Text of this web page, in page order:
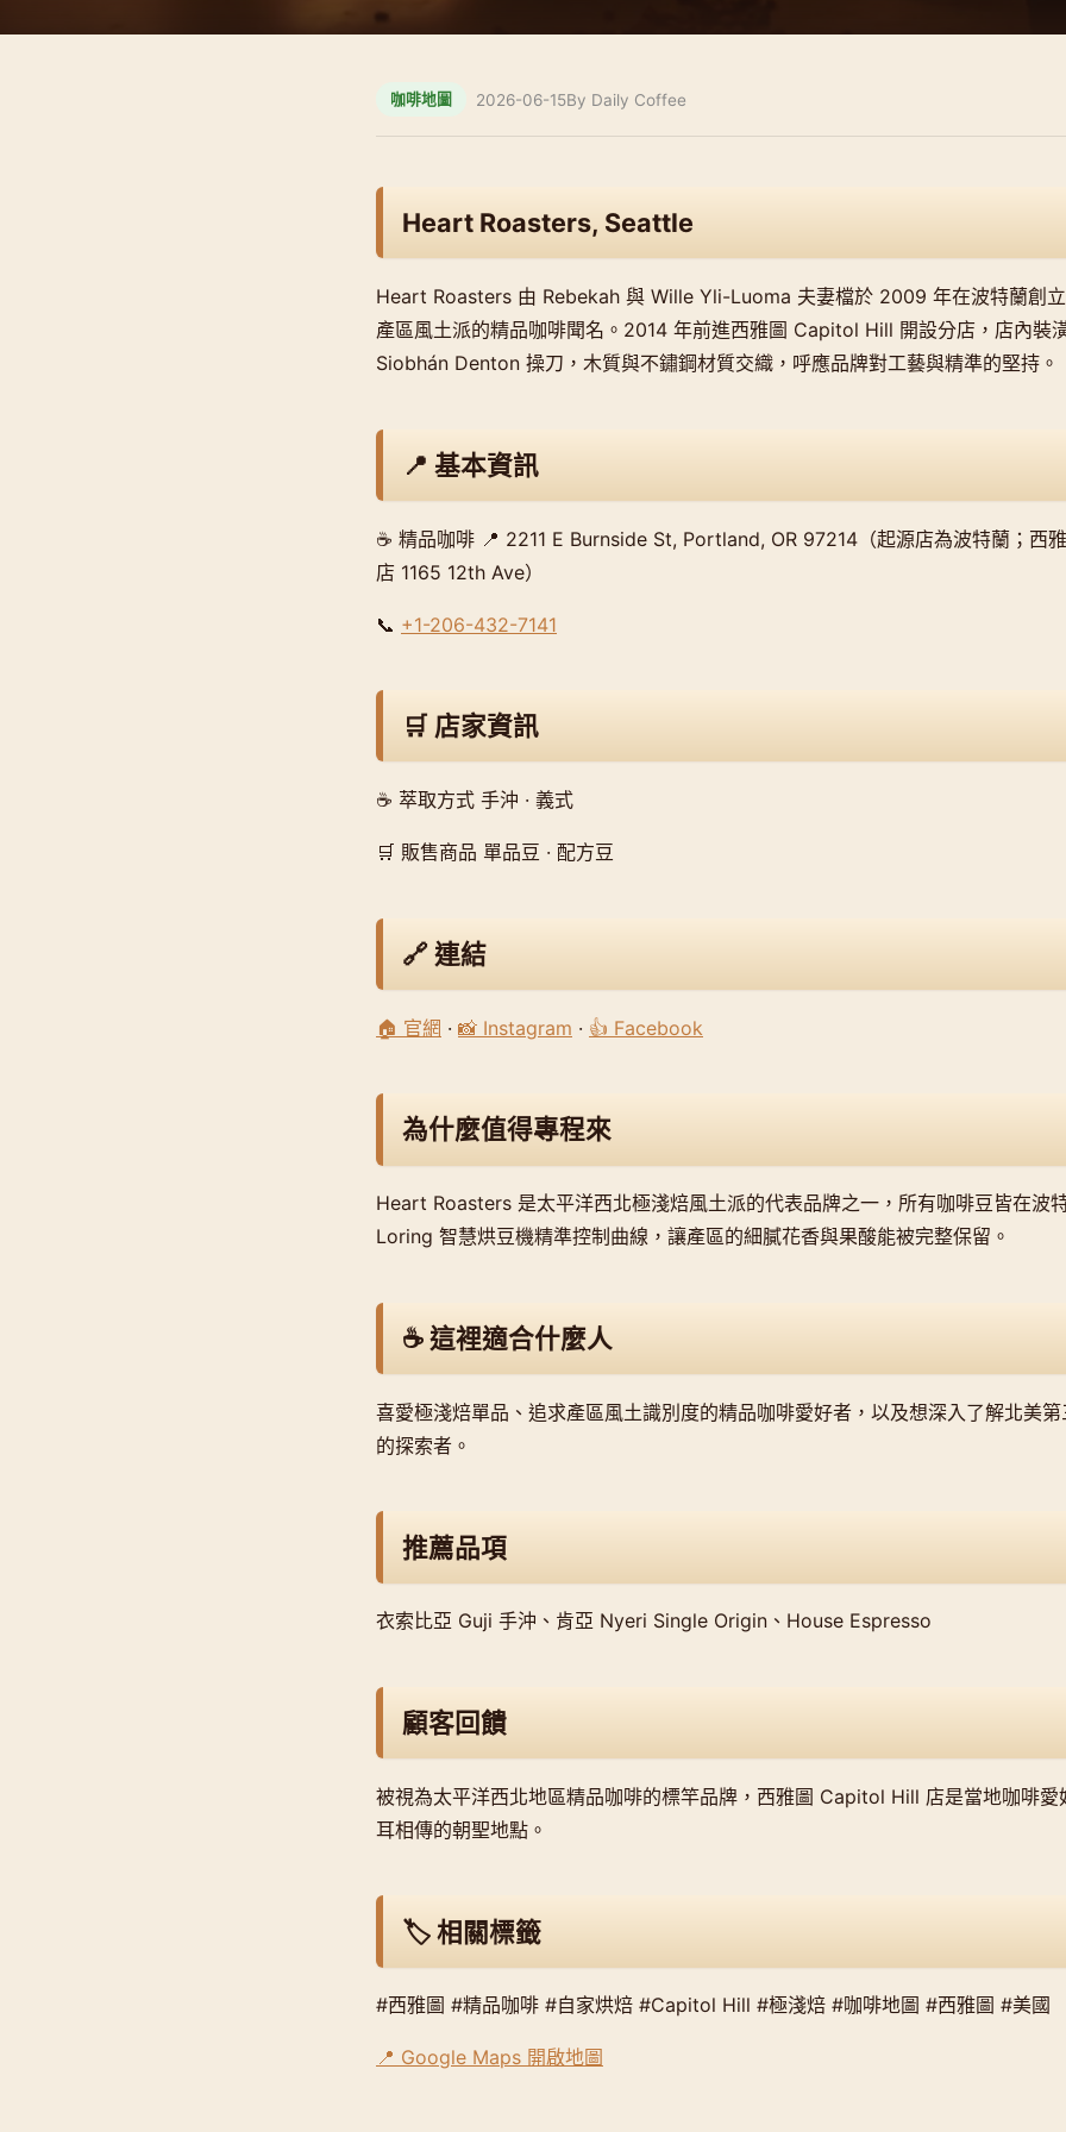
咖啡地圖 2026-06-15By Daily Coffee
Heart Roasters, Seattle
Heart Roasters 由 Rebekah 與 Wille Yli-Luoma 夫妻檔於 2009 年在波特蘭創
產區風土派的精品咖啡聞名。2014 年前進西雅圖 Capitol Hill 開設分店，店內裝
Siobhán Denton 操刀，木質與不鏽鋼材質交織，呼應品牌對工藝與精準的堅持。
📍 基本資訊
☕ 精品咖啡 📍 2211 E Burnside St, Portland, OR 97214（起源店為波特蘭；西
店 1165 12th Ave）
📞 +1-206-432-7141
🛒 店家資訊
☕ 萃取方式 手沖 · 義式
🛒 販售商品 單品豆 · 配方豆
🔗 連結
🏠 官網 · 📸 Instagram · 👍 Facebook
為什麼值得專程來
Heart Roasters 是太平洋西北極淺焙風土派的代表品牌之一，所有咖啡豆皆在波
Loring 智慧烘豆機精準控制曲線，讓產區的細膩花香與果酸能被完整保留。
☕ 這裡適合什麼人
喜愛極淺焙單品、追求產區風土識別度的精品咖啡愛好者，以及想深入了解北美
的探索者。
推薦品項
衣索比亞 Guji 手沖、肯亞 Nyeri Single Origin、House Espresso
顧客回饋
被視為太平洋西北地區精品咖啡的標竿品牌，西雅圖 Capitol Hill 店是當地咖啡愛
耳相傳的朝聖地點。
🏷️ 相關標籤
#西雅圖 #精品咖啡 #自家烘焙 #Capitol Hill #極淺焙 #咖啡地圖 #西雅圖 #美國
📍 Google Maps 開啟地圖